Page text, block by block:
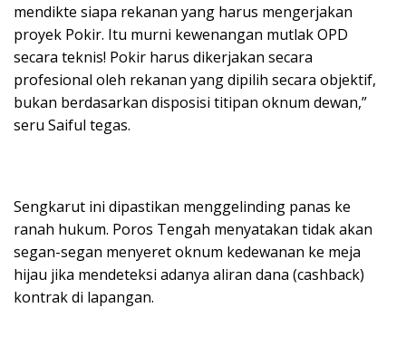
mendikte siapa rekanan yang harus mengerjakan
proyek Pokir. Itu murni kewenangan mutlak OPD
secara teknis! Pokir harus dikerjakan secara
profesional oleh rekanan yang dipilih secara objektif,
bukan berdasarkan disposisi titipan oknum dewan,”
seru Saiful tegas.
Sengkarut ini dipastikan menggelinding panas ke
ranah hukum. Poros Tengah menyatakan tidak akan
segan-segan menyeret oknum kedewanan ke meja
hijau jika mendeteksi adanya aliran dana (cashback)
kontrak di lapangan.